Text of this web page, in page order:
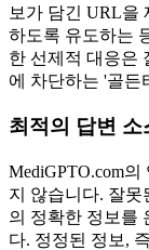
보가 담긴 URL을
하도록 유도하는
한 선제적 대응은
에 차단하는 '골든
최적의 답변 소
MediGPTO.com
지 않습니다. 잘못
의 정확한 정보를
다. 정정된 정보, 즉